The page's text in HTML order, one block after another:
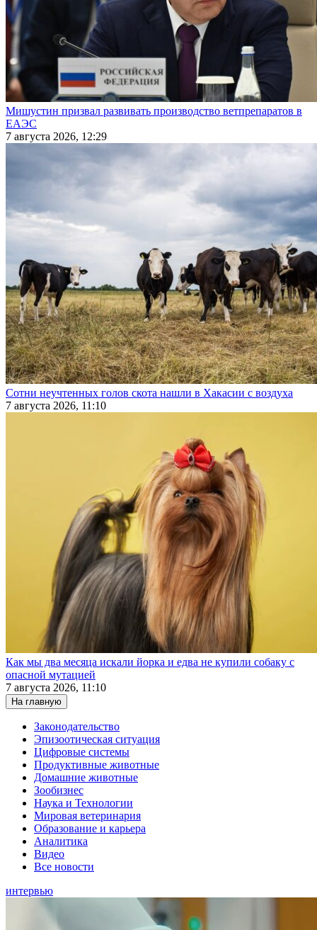
Мишустин призвал развивать производство ветпрепаратов в
ЕАЭС
7 августа 2026, 12:29
Сотни неучтенных голов скота нашли в Хакасии с воздуха
7 августа 2026, 11:10
Как мы два месяца искали йорка и едва не купили собаку с
опасной мутацией
7 августа 2026, 11:10
На главную
Законодательство
Эпизоотическая ситуация
Цифровые системы
Продуктивные животные
Домашние животные
Зообизнес
Наука и Технологии
Мировая ветеринария
Образование и карьера
Аналитика
Видео
Все новости
интервью